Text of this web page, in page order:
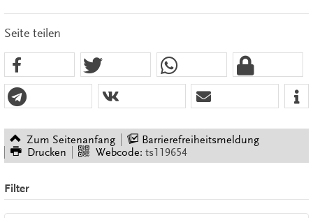
Seite teilen
Zum Seitenanfang
Barrierefreiheitsmeldung
Drucken
Webcode: ts119654
Filter